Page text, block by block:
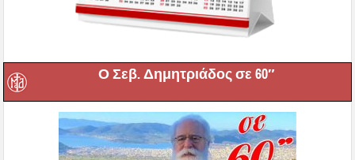
Ο Σεβ. Δημητριάδος σε 60″